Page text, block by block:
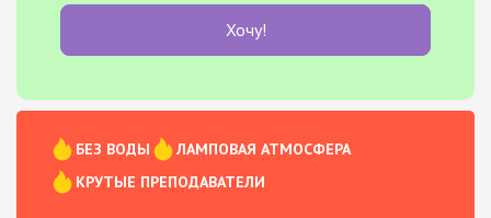
Хочу!
БЕЗ ВОДЫ
ЛАМПОВАЯ АТМОСФЕРА
КРУТЫЕ ПРЕПОДАВАТЕЛИ